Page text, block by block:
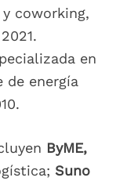
coworking,
en
de energía
ByME,
Suno